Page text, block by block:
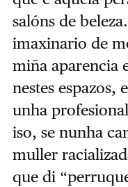
salóns de
imaxinario de
miña aparencia
nestes espazos,
unha
iso, se nunha
muller
que di